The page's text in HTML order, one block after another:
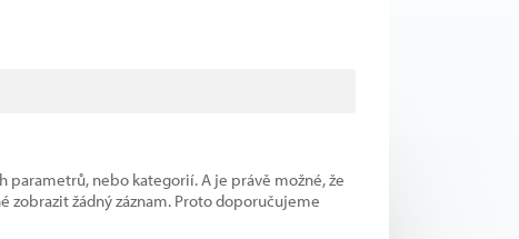
nebo kategorií. A je právě možné, že
žádný záznam. Proto doporučujeme